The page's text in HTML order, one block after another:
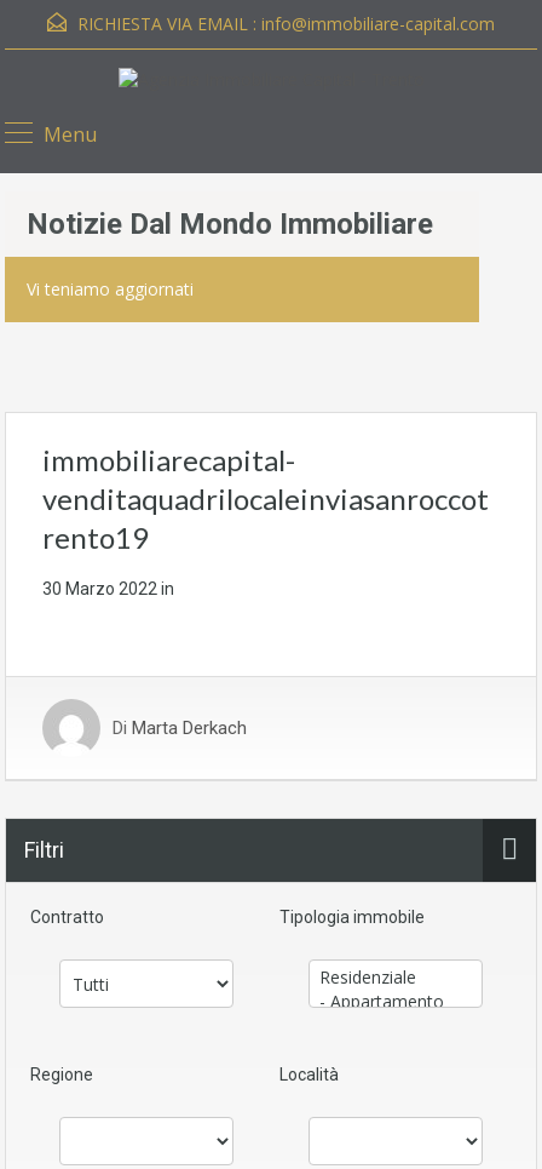
RICHIESTA VIA EMAIL : info@immobiliare-capital.com
Menu
Notizie Dal Mondo Immobiliare
Vi teniamo aggiornati
immobiliarecapital-
venditaquadrilocaleinviasanroccot
rento19
30 Marzo 2022 in
Di Marta Derkach
Filtri
Contratto Tipologia immobile
Regione Località